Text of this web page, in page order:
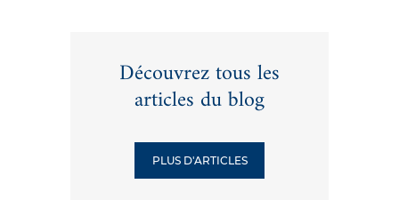
Découvrez tous les
articles du blog
PLUS D'ARTICLES